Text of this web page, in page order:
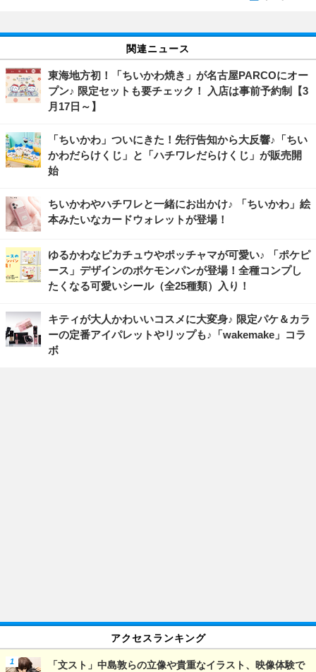
関連ニュース
東海地方初！「ちいかわ焼き」が名古屋PARCOにオー
プン♪ 限定セットも要チェック！ 入店は事前予約制【3
月17日～】
「ちいかわ」ついにきた！先行告知から大反響♪「ちい
かわだらけくじ」と「ハチワレだらけくじ」が販売開
始
ちいかわやハチワレと一緒にお出かけ♪ 「ちいかわ」絵
本みたいなカードウォレットが登場！
ゆるかわなピカチュウやポッチャマが可愛い♪ 「ポケピ
ース」デザインのポケモンパンが登場！全種コンプし
たくなる可愛いシール（全25種類）入り！
キティが大人かわいいコスメに大変身♪ 限定パケ＆カラ
ーの定番アイパレットやリップも♪「wakemake」コラ
ボ
アクセスランキング
「文スト」中島敦らの立像や貴重なイラスト、映像体験で